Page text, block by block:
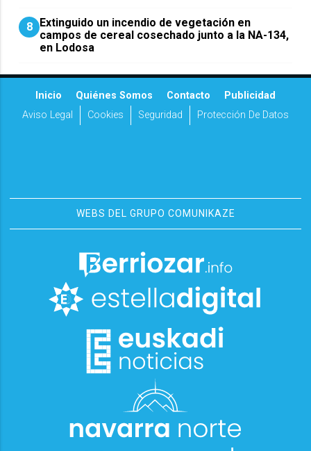
8 Extinguido un incendio de vegetación en
campos de cereal cosechado junto a la NA-134,
en Lodosa
Inicio Quiénes Somos Contacto
Publicidad
Aviso Legal
Cookies Seguridad Protección De Datos
WEBS DEL GRUPO COMUNIKAZE